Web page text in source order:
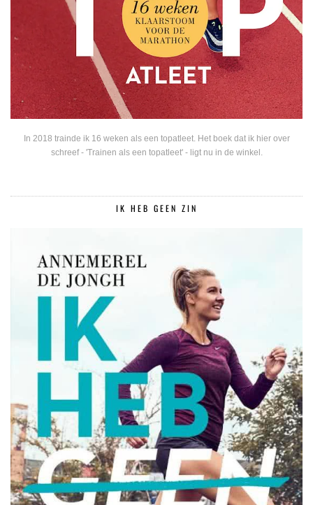
In 2018 trainde ik 16 weken als een topatleet. Het boek dat ik hier over
schreef - 'Trainen als een topatleet' - ligt nu in de winkel.
IK HEB GEEN ZIN